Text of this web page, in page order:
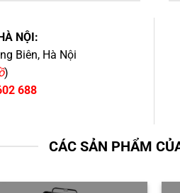
NỘI:
Biên, Hà Nội
)
688
CÁC SẢN PHẨM